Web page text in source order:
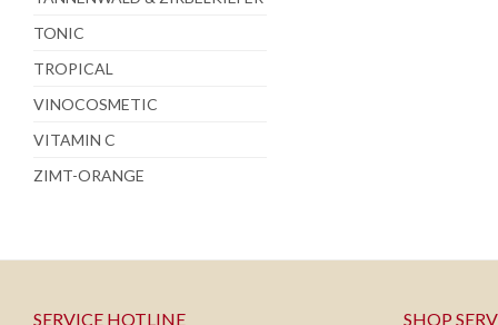
TONIC
TROPICAL
VINOCOSMETIC
VITAMIN C
ZIMT-ORANGE
SERVICE HOTLINE SHOP